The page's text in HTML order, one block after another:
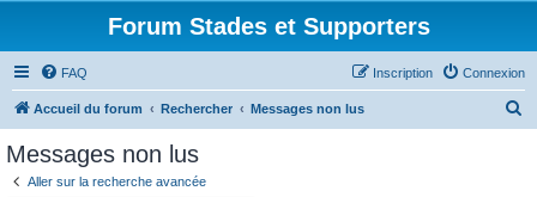
Forum Stades et Supporters
FAQ Connexion
Inscription
Accueil du forum Rechercher Messages non lus
Messages non lus
Aller sur la recherche avancée